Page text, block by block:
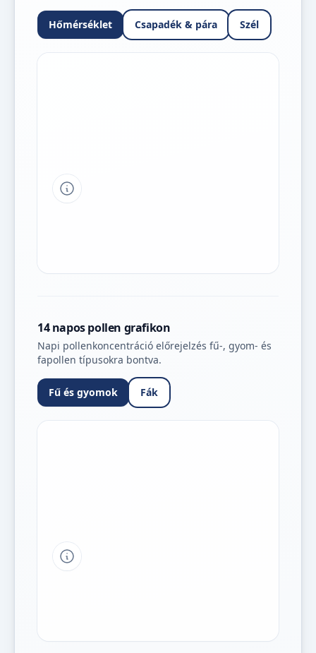
Hőmérséklet Csapadék & pára Szél
Tipp a grafikon jelmagyarázatához
14 napos pollen grafikon
Napi pollenkoncentráció előrejelzés fű-, gyom- és
fapollen típusokra bontva.
Fű és gyomok Fák
Tipp a grafikon jelmagyarázatához